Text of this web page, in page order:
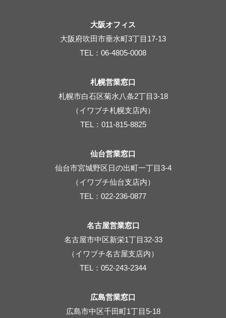
大阪オフィス
大阪府吹田市垂水町3丁目17-13
TEL：06-4805-0008
札幌営業窓口
札幌市白石区菊水八条2丁目3-18
（イワブチ札幌支店内）
TEL：011-815-8825
仙台営業窓口
仙台市宮城野区日の出町一丁目3-4
（イワブチ仙台支店内）
TEL：022-236-0877
名古屋営業窓口
名古屋市中区新栄1丁目32-33
（イワブチ名古屋支店内）
TEL：052-243-2344
広島営業窓口
広島市中区千田町1丁目5-18